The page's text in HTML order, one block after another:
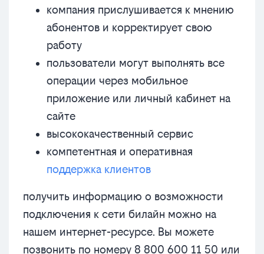
компания прислушивается к мнению
абонентов и корректирует свою
работу
пользователи могут выполнять все
операции через мобильное
приложение или личный кабинет на
сайте
высококачественный сервис
компетентная и оперативная
поддержка клиентов
получить информацию о возможности
подключения к сети билайн можно на
нашем интернет-ресурсе. Вы можете
позвонить по номеру 8 800 600 11 50 или